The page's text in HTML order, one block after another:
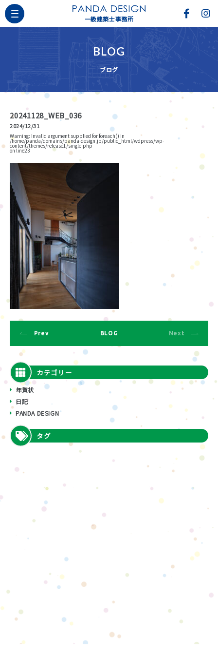
一級建築士事務所
BLOG
ブログ
20241128_WEB_036
2024/12/31
Warning: Invalid argument supplied for foreach() in
/home/panda/domains/panda-design.jp/public_html/wdpress/wp-
content/themes/release1/single.php
on line23
Prev BLOG Next
カテゴリー
年賀状
日記
PANDA DESIGN
タグ